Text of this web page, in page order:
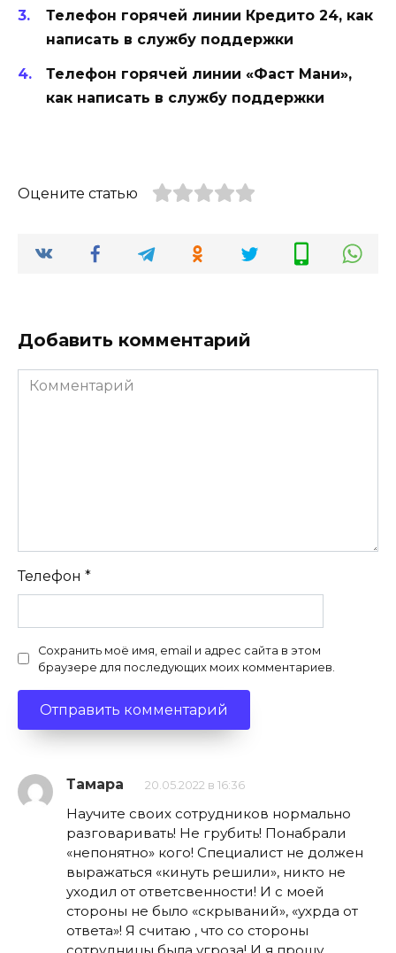
Телефон горячей линии Кредито 24, как
написать в службу поддержки
Телефон горячей линии «Фаст Мани»,
как написать в службу поддержки
Оцените статью
Добавить комментарий
Комментарий
Телефон *
Сохранить моё имя, email и адрес сайта в этом
браузере для последующих моих комментариев.
Тамара 20.05.2022 в 16:36
Научите своих сотрудников нормально
разговаривать! Не грубить! Понабрали
«непонятно» кого! Специалист не должен
выражаться «кинуть решили», никто не
уходил от ответсвенности! И с моей
стороны не было «скрываний», «ухрда от
ответа»! Я считаю , что со стороны